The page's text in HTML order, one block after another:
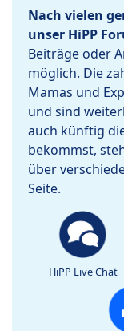
Nach vielen
unser HiPP
Beiträge oder
möglich. Die
Mamas und
und sind
auch künftig
bekommst,
über
Seite.
HiPP Live Chat